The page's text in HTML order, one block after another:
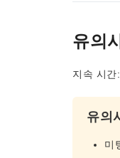
유의
지속 시간
유의
미